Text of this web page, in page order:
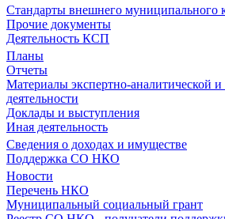
Стандарты внешнего муниципального
Прочие документы
Деятельность КСП
Планы
Отчеты
Материалы экспертно-аналитической и
деятельности
Доклады и выступления
Иная деятельность
Сведения о доходах и имуществе
Поддержка СО НКО
Новости
Перечень НКО
Муниципальный социальный грант